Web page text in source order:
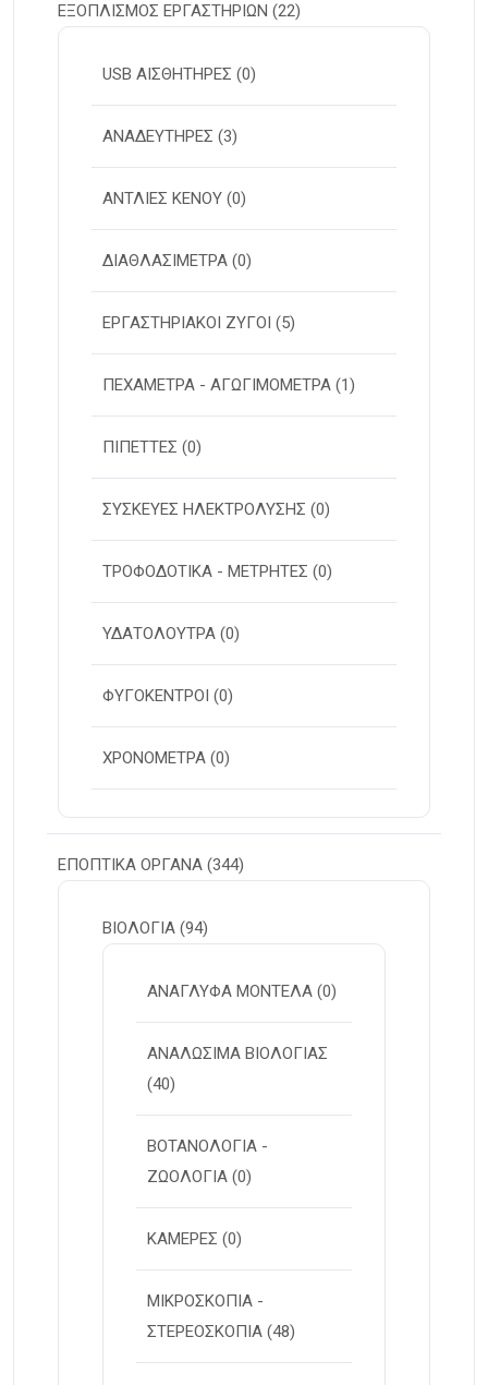
ΕΞΟΠΛΙΣΜΟΣ ΕΡΓΑΣΤΗΡΙΩΝ (22)
USB ΑΙΣΘΗΤΗΡΕΣ (0)
ΑΝΑΔΕΥΤΗΡΕΣ (3)
ΑΝΤΛΙΕΣ ΚΕΝΟΥ (0)
ΔΙΑΘΛΑΣΙΜΕΤΡΑ (0)
ΕΡΓΑΣΤΗΡΙΑΚΟΙ ΖΥΓΟΙ (5)
ΠΕΧΑΜΕΤΡΑ - ΑΓΩΓΙΜΟΜΕΤΡΑ (1)
ΠΙΠΕΤΤΕΣ (0)
ΣΥΣΚΕΥΕΣ ΗΛΕΚΤΡΟΛΥΣΗΣ (0)
ΤΡΟΦΟΔΟΤΙΚΑ - ΜΕΤΡΗΤΕΣ (0)
ΥΔΑΤΟΛΟΥΤΡΑ (0)
ΦΥΓΟΚΕΝΤΡΟΙ (0)
ΧΡΟΝΟΜΕΤΡΑ (0)
ΕΠΟΠΤΙΚΑ ΟΡΓΑΝΑ (344)
ΒΙΟΛΟΓΙΑ (94)
ΑΝΑΓΛΥΦΑ ΜΟΝΤΕΛΑ (0)
ΑΝΑΛΩΣΙΜΑ ΒΙΟΛΟΓΙΑΣ
(40)
ΒΟΤΑΝΟΛΟΓΙΑ -
ΖΩΟΛΟΓΙΑ (0)
ΚΑΜΕΡΕΣ (0)
ΜΙΚΡΟΣΚΟΠΙΑ -
ΣΤΕΡΕOΣΚΟΠΙΑ (48)